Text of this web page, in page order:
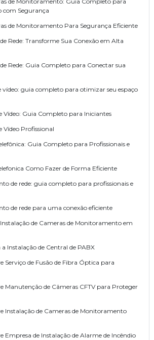
com Segurança
de Monitoramento Para Segurança Eficiente
Rede: Transforme Sua Conexão em Alta
Rede: Guia Completo para Conectar sua
vídeo: guia completo para otimizar seu espaço
Vídeo: Guia Completo para Iniciantes
Vídeo Profissional
Guia Completo para Profissionais e
Como Fazer de Forma Eficiente
de rede: guia completo para profissionais e
de rede para uma conexão eficiente
de Cameras de Monitoramento em
Instalação de Central de PABX
Serviço de Fusão de Fibra Óptica para
Manutenção de Câmeras CFTV para Proteger
Instalação de Cameras de Monitoramento
Empresa de Instalação de Alarme de Incêndio